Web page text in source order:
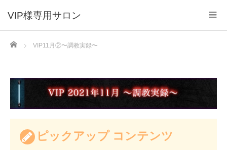
VIP様専用サロン
Home VIP11月②〜調教実録〜
ピックアップ コンテンツ